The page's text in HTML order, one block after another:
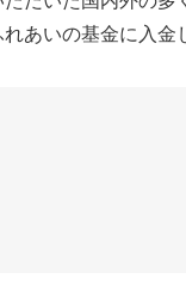
いの基金に入金